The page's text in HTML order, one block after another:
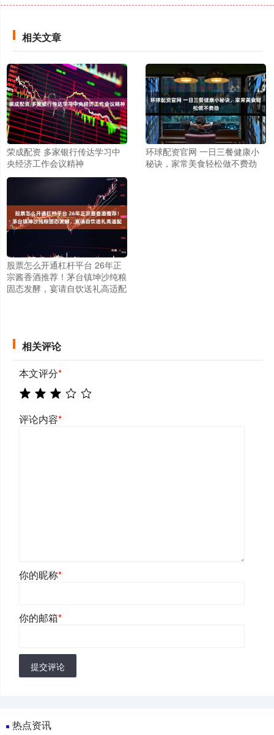
相关文章
荣成配资 多家银行传达学习中
央经济工作会议精神
环球配资官网 一日三餐健康小
秘诀，家常美食轻松做不费劲
股票怎么开通杠杆平台 26年正
宗酱香酒推荐！茅台镇坤沙纯粮
固态发酵，宴请自饮送礼高适配
相关评论
本文评分*
评论内容*
你的昵称*
你的邮箱*
提交评论
热点资讯